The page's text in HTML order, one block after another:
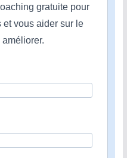
gratuite pour
et vous aider sur le